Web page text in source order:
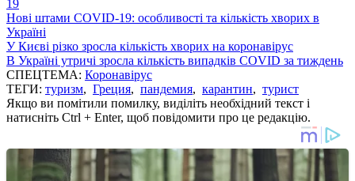
19
Нові штами COVID-19: особливості та кількість хворих в
Україні
У Києві різко зросла кількість хворих на коронавірус
В Україні утричі зросла кількість випадків COVID за тиждень
СПЕЦТЕМА: Коронавірус
ТЕГИ: туризм, Греция, пандемия, карантин, турист
Якщо ви помітили помилку, виділіть необхідний текст і
натисніть Ctrl + Enter, щоб повідомити про це редакцію.